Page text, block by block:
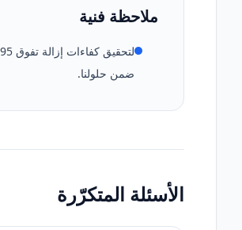
ملاحظة فنية
ضمن حلولنا.
الأسئلة المتكرّرة